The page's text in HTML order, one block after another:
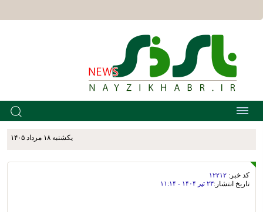
يکشنبه ۱۸ مرداد ۱۴۰۵
کد خبر: ۱۲۲۱۲
تاریخ انتشار:۲۳ تير ۱۴۰۴ - ۱۱:۱۴